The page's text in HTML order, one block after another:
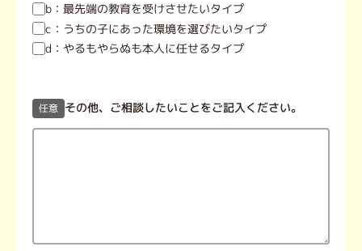
b：最先端の教育を受けさせたいタイプ
c：うちの子にあった環境を選びたいタイプ
d：やるもやらぬも本人に任せるタイプ
任意 その他、ご相談したいことをご記入ください。